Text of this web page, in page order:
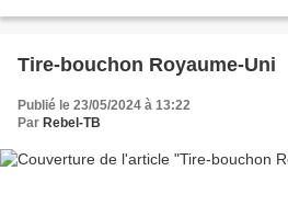
Tire-bouchon Royaume-Uni
Publié le 23/05/2024 à 13:22
Par Rebel-TB